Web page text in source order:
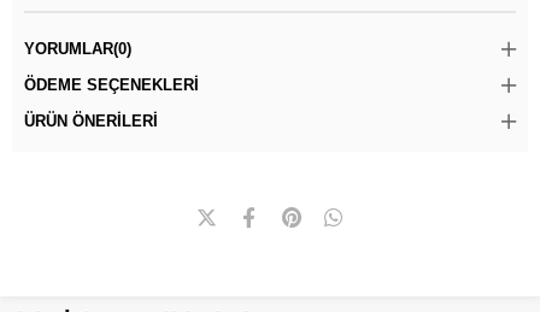
YORUMLAR(0)
ÖDEME SEÇENEKLERI
ÜRÜN ÖNERILERI